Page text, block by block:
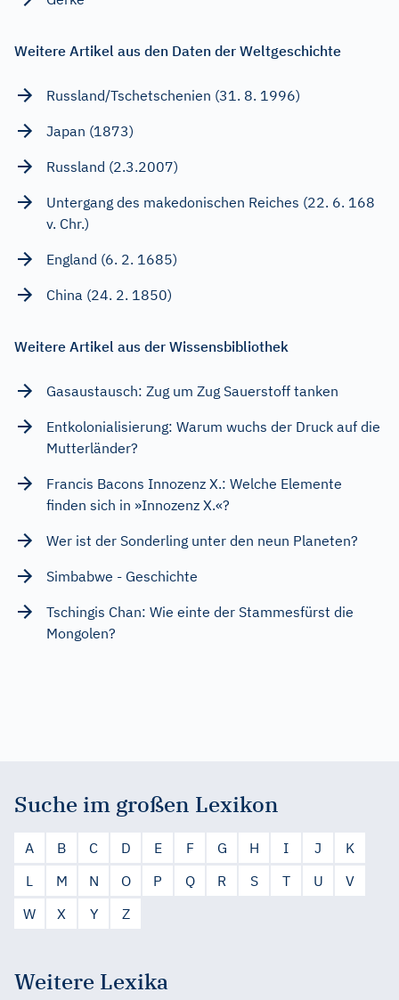
Weitere Artikel aus den Daten der Weltgeschichte
Russland/Tschetschenien (31. 8. 1996)
Japan (1873)
Russland (2.3.2007)
Untergang des makedonischen Reiches (22. 6. 168
v. Chr.)
England (6. 2. 1685)
China (24. 2. 1850)
Weitere Artikel aus der Wissensbibliothek
Gasaustausch: Zug um Zug Sauerstoff tanken
Entkolonialisierung: Warum wuchs der Druck auf die
Mutterländer?
Francis Bacons Innozenz X.: Welche Elemente
finden sich in »Innozenz X.«?
Wer ist der Sonderling unter den neun Planeten?
Simbabwe - Geschichte
Tschingis Chan: Wie einte der Stammesfürst die
Mongolen?
Suche im großen Lexikon
A B C D E F G H I J
K
L
M N O P Q R S T U
V
W
X Y Z
Weitere Lexika